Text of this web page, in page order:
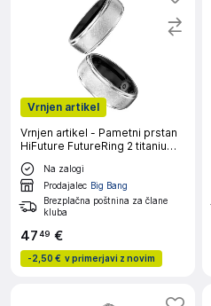
Vrnjen artikel
Vrnjen artikel - Pametni prstan
HiFuture FutureRing 2 titanium
silver #13 70mm
Na zalogi
Prodajalec Big Bang
Brezplačna poštnina za člane
kluba
4749 €
-2,50 € v primerjavi z novim